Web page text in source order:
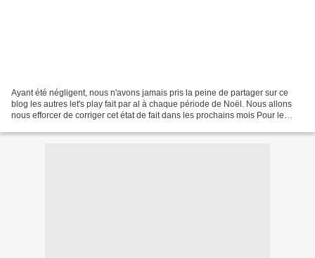
Ayant été négligent, nous n'avons jamais pris la peine de partager sur ce
blog les autres let's play fait par al à chaque période de Noël. Nous allons
nous efforcer de corriger cet état de fait dans les prochains mois Pour le